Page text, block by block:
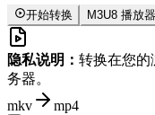
开始转换 M3U8 播放器
隐私说明： 转换在您的
务器。
mkv
mp4